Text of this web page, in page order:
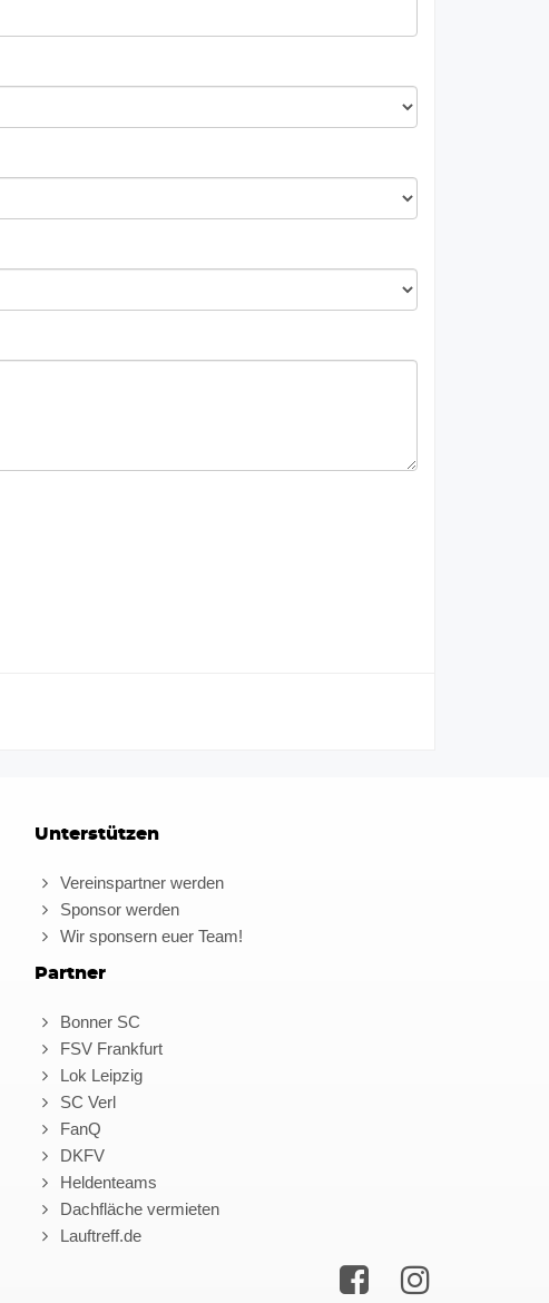
Unterstützen
Vereinspartner werden
Sponsor werden
Wir sponsern euer Team!
Partner
Bonner SC
FSV Frankfurt
Lok Leipzig
SC Verl
FanQ
DKFV
Heldenteams
Dachfläche vermieten
Lauftreff.de